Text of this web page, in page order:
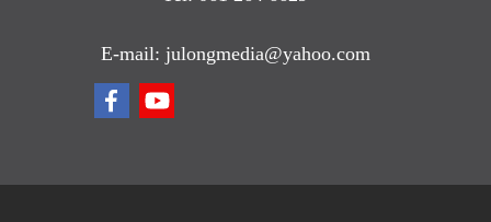
E-mail: julongmedia@yahoo.com